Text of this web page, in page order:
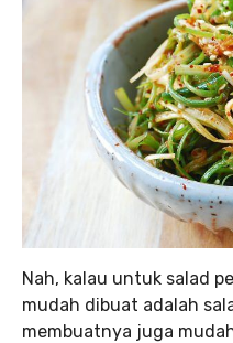
Nah, kalau untuk salad
mudah dibuat adalah
membuatnya juga